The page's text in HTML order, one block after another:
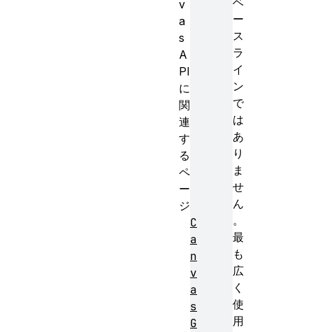
ー
ス
ラ
イ
ン
で
は
あ
り
ま
せ
ん
。
最
も
広
く
使
用
v
a
s
A
PI
に
関
連
す
る
ペ
ー
ジ
C
a
n
v
a
s
G